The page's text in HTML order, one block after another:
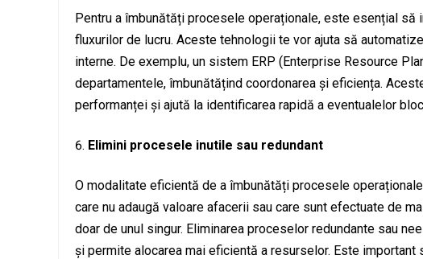
Pentru a îmbunătăți procesele operaționale, este esențial
fluxurilor de lucru. Aceste tehnologii te vor ajuta să
interne. De exemplu, un sistem ERP (Enterprise Resource
departamentele, îmbunătățind coordonarea și eficiența.
performanței și ajută la identificarea rapidă a eventualelor
Elimini procesele inutile sau redundant
O modalitate eficientă de a îmbunătăți procesele
care nu adaugă valoare afacerii sau care sunt efectuate de
doar de unul singur. Eliminarea proceselor redundante sau
și permite alocarea mai eficientă a resurselor. Este